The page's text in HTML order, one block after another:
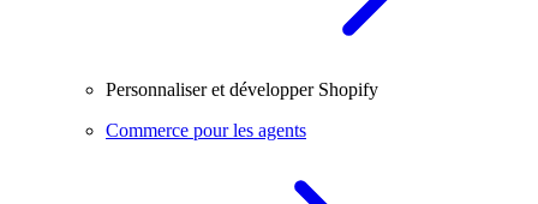
Personnaliser et développer Shopify
Commerce pour les agents